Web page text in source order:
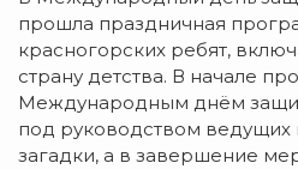
прошла праздничная
красногорских ребят,
страну детства. В начале
Международным днём
под руководством ведущих
загадки, а в завершение